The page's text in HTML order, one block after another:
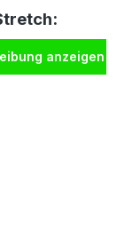
anzeigen